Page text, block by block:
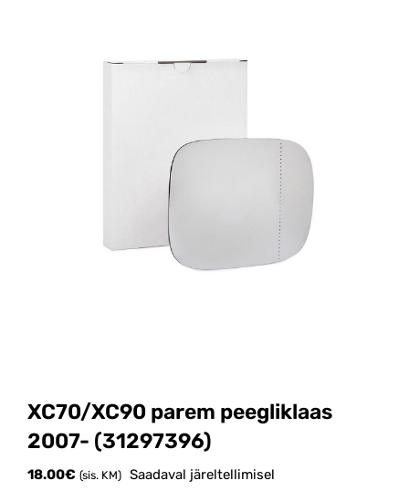
XC70/XC90 parem peegliklaas
2007- (31297396)
18.00€ (sis. KM) Saadaval järeltellimisel